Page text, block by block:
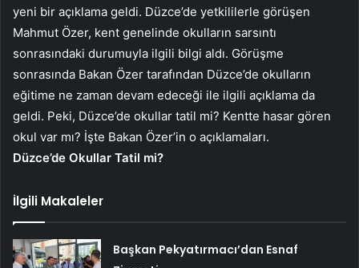
yeni bir açıklama geldi. Düzce’de yetkililerle görüşen
Mahmut Özer, kent genelinde okulların sarsıntı
sonrasındaki durumuyla ilgili bilgi aldı. Görüşme
sonrasında Bakan Özer tarafından Düzce’de okulların
eğitime ne zaman devam edeceği ile ilgili açıklama da
geldi. Peki, Düzce’de okullar tatil mi? Kentte hasar gören
okul var mı? İşte Bakan Özer’in o açıklamaları.
Düzce’de Okullar Tatil mi?
İlgili Makaleler
Başkan Pekyatırmacı’dan Esnaf